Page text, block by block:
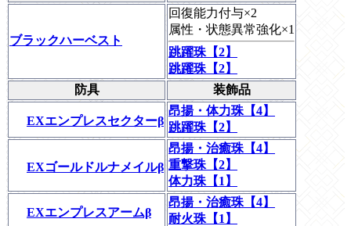
ブラックハーベスト
回復能力付与×2
属性・状態異常強化×1
跳躍珠【2】
跳躍珠【2】
防具
装飾品
EXエンプレスセクターβ
昂揚・体力珠【4】
跳躍珠【2】
EXゴールドルナメイルβ
昂揚・治癒珠【4】
重撃珠【2】
体力珠【1】
EXエンプレスアームβ
昂揚・治癒珠【4】
耐火珠【1】